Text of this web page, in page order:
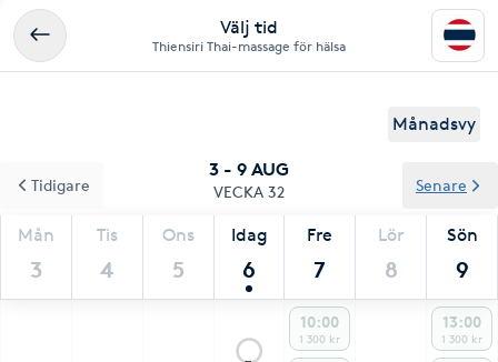
Välj tid
Thiensiri Thai-massage för hälsa
Månadsvy
3 - 9 AUG
VECKA 32
Mån
3
Tis
4
Ons
5
Idag
6
Fre
7
Lör
8
Sön
9
Tidigare Senare
10:00
1 300 kr
13:00
1 300 kr